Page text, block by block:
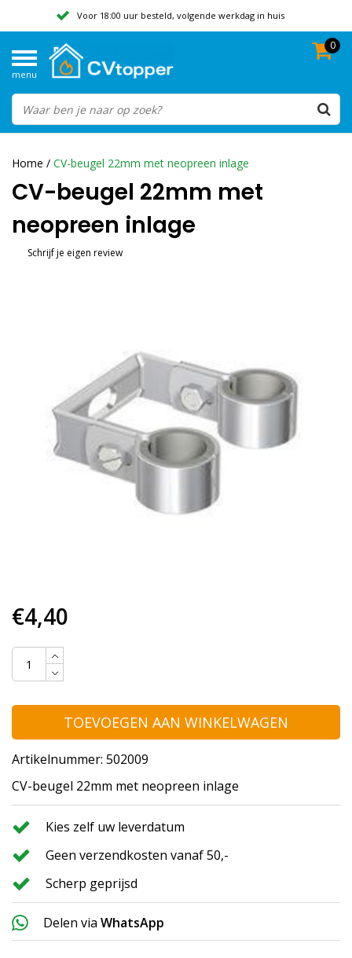
Voor 18:00 uur besteld, volgende werkdag in huis
Beoordeeld met een 9,8
menu
0
Home / CV-beugel 22mm met neopreen inlage
CV-beugel 22mm met
neopreen inlage
Schrijf je eigen review
€4,40
TOEVOEGEN AAN WINKELWAGEN
Artikelnummer: 502009
CV-beugel 22mm met neopreen inlage
Kies zelf uw leverdatum
Geen verzendkosten vanaf 50,-
Scherp geprijsd
Delen via WhatsApp